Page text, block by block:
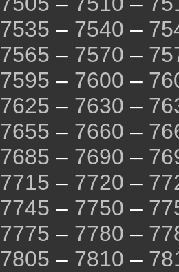
7535 – 7540 –
7565 – 7570 –
7595 – 7600 –
7625 – 7630 –
7655 – 7660 –
7685 – 7690 –
7715 – 7720 –
7745 – 7750 –
7775 – 7780 –
7805 – 7810 –